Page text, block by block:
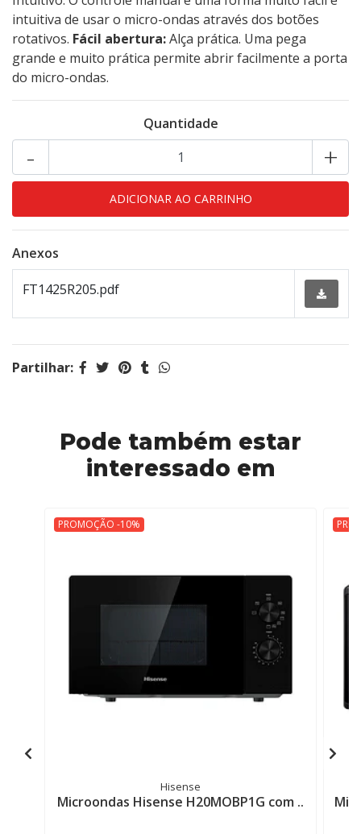
intuitiva de usar o micro-ondas através dos botões
rotativos. Fácil abertura:Alça prática. Uma pega
grande e muito prática permite abrir facilmente a porta
do micro-ondas.
Quantidade
+
-
Anexos
FT1425R205.pdf
Partilhar:
Pode também estar
interessado em
PROMOÇÃO -10%
Hisense
Microondas Hisense H20MOBP1G com ..